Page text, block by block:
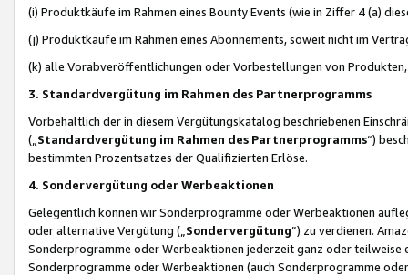
(i) Produktkäufe im Rahmen eines Bounty Events (wie in Ziffer 4 (a)
(j) Produktkäufe im Rahmen eines Abonnements, soweit nicht im
(k) alle Vorabveröffentlichungen oder Vorbestellungen von
3. Standardvergütung im Rahmen des Partnerprogramms
Vorbehaltlich der in diesem Vergütungskatalog beschriebenen
(„ Standardvergütung im Rahmen des Partnerprogramms“)
bestimmten Prozentsatzes der Qualifizierten Erlöse.
4. Sondervergütung oder Werbeaktionen
Gelegentlich können wir Sonderprogramme oder Werbeaktionen
oder alternative Vergütung („ Sondervergütung”) zu verdienen.
Sonderprogramme oder Werbeaktionen jederzeit ganz oder
Sonderprogramme oder Werbeaktionen (auch Sonderprogramme